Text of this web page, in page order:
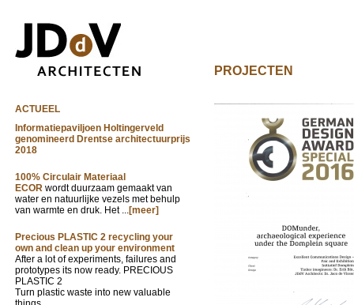
PROJECTEN
ACTUEEL
Informatiepaviljoen Holtingerveld
genomineerd Drentse architectuurprijs
2018
100% Circulair Materiaal
ECOR wordt duurzaam gemaakt van
water en natuurlijke vezels met behulp
van warmte en druk. Het ...[meer]
Precious PLASTIC 2 recycling your
own and clean up your environment
After a lot of experiments, failures and
prototypes its now ready. PRECIOUS
PLASTIC 2
Turn plastic waste into new valuable